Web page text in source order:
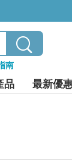
南
品 最新優